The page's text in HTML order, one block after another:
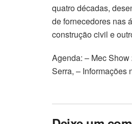
quatro décadas,
de fornecedores nas
construção civil e
Agenda: – Mec
Serra, – Informações